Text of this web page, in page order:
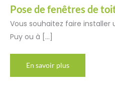
Pose de fenêtres de
Vous souhaitez faire
Puy ou à […]
Pose
fenêtres
En savoir plus